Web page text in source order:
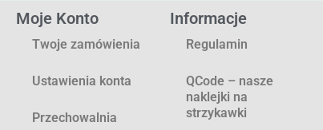
Moje Konto
Twoje zamówienia
Ustawienia konta
Przechowalnia
Informacje
Regulamin
QCode – nasze
naklejki na
strzykawki